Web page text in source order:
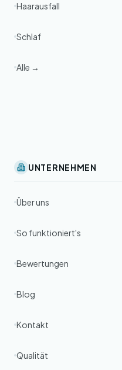
Haarausfall
Schlaf
Alle →
UNTERNEHMEN
Über uns
So funktioniert's
Bewertungen
Blog
Kontakt
Qualität